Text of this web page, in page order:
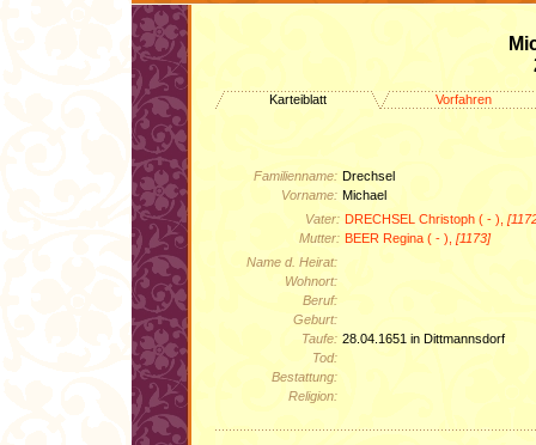
Karteiblatt Vorfahren
Familienname: Drechsel
Vorname: Michael
Vater: DRECHSEL Christoph ( - ),
Mutter: BEER Regina ( - ), [1173]
Name d. Heirat:
Wohnort:
Beruf:
Geburt:
Taufe: 28.04.1651 in Dittmannsdorf
Tod:
Bestattung:
Religion: